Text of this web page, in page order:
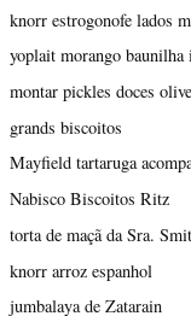
knorr estrogonofe lados
yoplait morango baunilha
montar pickles doces
grands biscoitos
Mayfield tartaruga
Nabisco Biscoitos Ritz
torta de maçã da Sra.
knorr arroz espanhol
jumbalaya de Zatarain